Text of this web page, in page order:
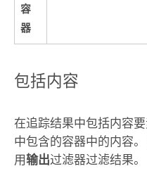
容
器
包括内容
在追踪结果中包括内容
中包含的容器中的内容
用输出过滤器过滤结果。